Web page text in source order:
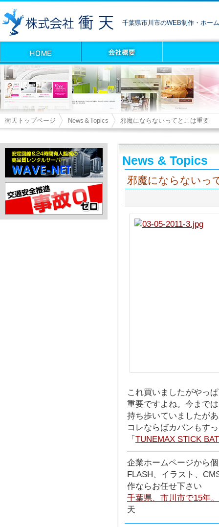
千葉県市川市のWEB制作・ホー
衝天トップページ News＆Topics 邪魔にならないってとこは重要
News & Topics
邪魔にならないっ
これ買いましたがやっ
重要ですよね。今まで
持ち歩いていましたが
コレならばカバンもす
「 TUNEMAX STICK
企業ホームページから
FLASH、イラスト、
作ならお任せ下さい
千葉県、市川市で15年
天